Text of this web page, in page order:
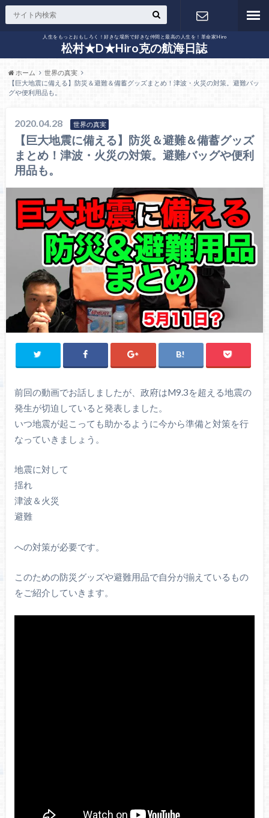
人生をもっとおもしろく！好きな場所で好きな仲間と最高の人生を！革命家Hiro
松村★D★Hiro克の航海日誌
お問い合わ
ホーム
世界の真実
【巨大地震に備える】防災＆避難＆備蓄グッズまとめ！津波・火災の対策。避難バッ
グや便利用品も。
2020.04.28 世界の真実
【巨大地震に備える】防災＆避難＆備蓄グッズ
まとめ！津波・火災の対策。避難バッグや便利
用品も。
前回の動画でお話しましたが、政府はM9.3を超える地震の
発生が切迫していると発表しました。
いつ地震が起こっても助かるように今から準備と対策を行
なっていきましょう。
地震に対して
揺れ
津波＆火災
避難
への対策が必要です。
このための防災グッズや避難用品で自分が揃えているもの
をご紹介していきます。